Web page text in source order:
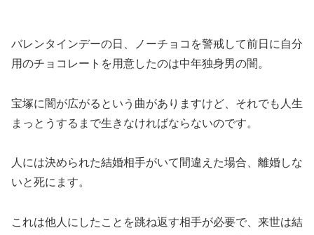
バレンタインデーの日、ノーチョコを警戒して前日に自分
用のチョコレートを用意したのは中年独身男の闇。
宝塚に闇が広がるという曲がありますけど、それでも人生
まっとうするまで生きなければならないのです。
人には決められた結婚相手がいて間違えた場合、離婚しな
いと死にます。
これは他人にしたことを跳ね返す相手が必要で、来世は結